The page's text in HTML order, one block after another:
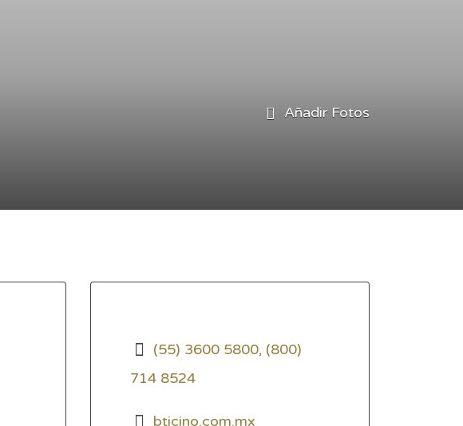
Añadir Fotos
(55) 3600 5800, (800)
714 8524
bticino.com.mx